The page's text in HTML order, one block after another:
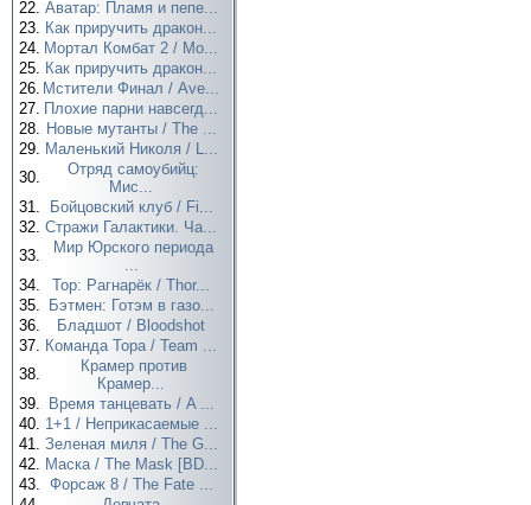
22. Аватар: Пламя и пепе...
23. Как приручить дракон...
24. Мортал Комбат 2 / Mo...
25. Как приручить дракон...
26. Мстители Финал / Ave...
27. Плохие парни навсегд...
28. Новые мутанты / The ...
29. Маленький Николя / L...
30.
Отряд самоубийц:
Мис...
31.
Бойцовский клуб / Fi...
32. Стражи Галактики. Ча...
33.
Мир Юрского периода
...
34.
Тор: Рагнарёк / Thor...
35.
Бэтмен: Готэм в газо...
36.
Бладшот / Bloodshot
37. Команда Тора / Team ...
38.
Крамер против
Крамер...
39.
Время танцевать / A ...
40. 1+1 / Неприкасаемые ...
41. Зеленая миля / The G...
42. Маска / The Mask [BD...
43. Форсаж 8 / The Fate ...